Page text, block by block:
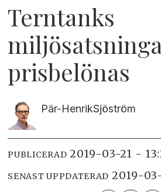
Terntanks
prisbelönas
Pär-HenrikSjöström
PUBLICERAD 2019-03-21 -
SENAST UPPDATERAD 2019-